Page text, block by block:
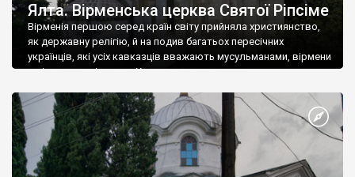
Ялта. Вірменська церква Святої Ріпсіме
Вірменія першою серед країн світу прийняла християнство,
як державну релігію, й на подив багатьох пересічних
українців, які усіх кавказців вважають мусульманами, вірмени
є відданими вірянами Христа